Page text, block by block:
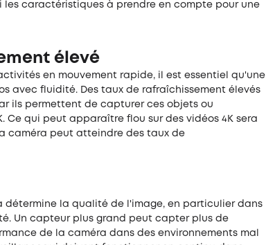
les caractéristiques à prendre en compte pour une
élevé
en mouvement rapide, il est essentiel qu'une
avec fluidité. Des taux de rafraîchissement élevés
ils permettent de capturer ces objets ou
Ce qui peut apparaître flou sur des vidéos 4K sera
caméra peut atteindre des taux de
détermine la qualité de l'image, en particulier dans
Un capteur plus grand peut capter plus de
de la caméra dans des environnements mal